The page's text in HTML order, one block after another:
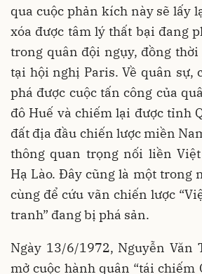
qua cuộc phản kích này sẽ lấy
xóa được tâm lý thất bại đang
trong quân đội ngụy, đồng thời
tại hội nghị Paris. Về quân sự,
phá được cuộc tấn công của
đô Huế và chiếm lại được tỉnh
đất địa đầu chiến lược miền
thông quan trọng nối liền
Hạ Lào. Đây cũng là một trong
cùng để cứu vãn chiến lược
tranh” đang bị phá sản.
Ngày 13/6/1972, Nguyễn Văn
mở cuộc hành quân “tái chiếm